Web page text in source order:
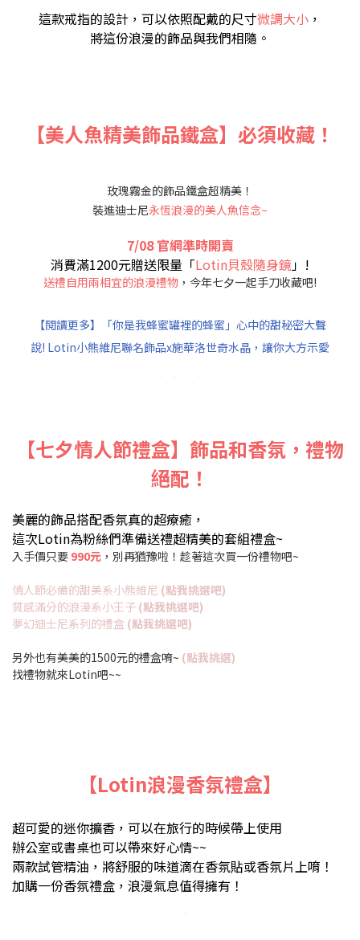
這款戒指的設計，可以依照配戴的尺寸微調大小 ，
將這份浪漫的飾品與我們相隨。
【美人魚精美飾品鐵盒】必須收藏！
玫瑰霧金的飾品鐵盒超精美！
裝進迪士尼永恆浪漫的美人魚信念~
7/08 官網準時開賣
消費滿1200元贈送限量「Lotin貝殼隨身鏡」!
送禮自用兩相宜的浪漫禮物 ，今年七夕一起手刀收藏吧!
【閱讀更多】「你是我蜂蜜罐裡的蜂蜜」心中的甜秘密大聲
說! Lotin小熊維尼聯名飾品x施華洛世奇水晶，讓你大方示愛
【七夕情人節禮盒】飾品和香氛，禮物
絕配！
美麗的飾品搭配香氛真的超療癒，
這次Lotin為粉絲們準備送禮超精美的套組禮盒~
入手價只要 990元 ，別再猶豫啦！趁著這次買一份禮物吧~
情人節必備的甜美系小熊維尼 (點我挑選吧)
質感滿分的浪漫系小王子 (點我挑選吧)
夢幻迪士尼系列的禮盒 (點我挑選吧)
另外也有美美的1500元的禮盒唷~ (點我挑選)
找禮物就來Lotin吧~~
【Lotin浪漫香氛禮盒】
超可愛的迷你擴香，可以在旅行的時候帶上使用
辦公室或書桌也可以帶來好心情~~
兩款試管精油，將舒服的味道滴在香氛貼或香氛片上唷！
加購一份香氛禮盒，浪漫氣息值得擁有！